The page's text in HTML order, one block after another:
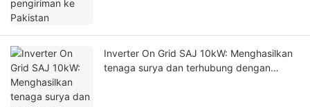
Inverter On Grid SAJ 10kW: Menghasilkan
tenaga surya dan terhubung dengan